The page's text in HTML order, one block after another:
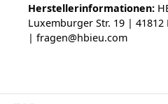
Herstellerinformationen:
Luxemburger Str. 19 |
| fragen@hbieu.com